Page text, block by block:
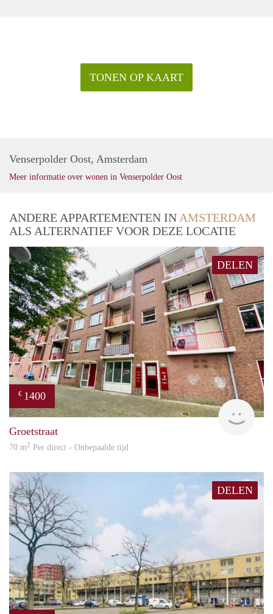
TONEN OP KAART
Venserpolder Oost, Amsterdam
Meer informatie over wonen in Venserpolder Oost
ANDERE APPARTEMENTEN IN AMSTERDAM
ALS ALTERNATIEF VOOR DEZE LOCATIE
DELEN
€ 1400
Groetstraat
70 m2 Per direct - Onbepaalde tijd
DELEN